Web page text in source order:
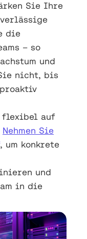
Sie Ihre
die
– so
und
nicht, bis
proaktiv
flexibel auf
Nehmen Sie
, um konkrete
und
in die